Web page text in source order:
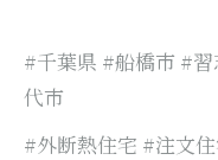
#千葉県 #船橋市 #
代市
#外断熱住宅 #注文